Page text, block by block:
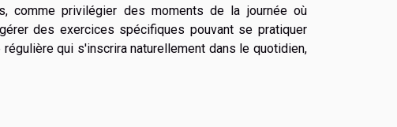
comme privilégier des moments de la journée où
des exercices spécifiques pouvant se pratiquer
qui s'inscrira naturellement dans le quotidien,